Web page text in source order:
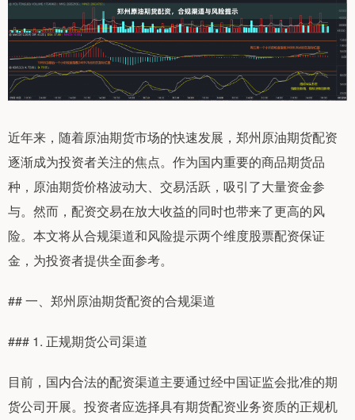
近年来，随着原油期货市场的快速发展，郑州原油期货配资
逐渐成为投资者关注的焦点。作为国内重要的商品期货品
种，原油期货价格波动大、交易活跃，吸引了大量资金参
与。然而，配资交易在放大收益的同时也带来了更高的风
险。本文将从合规渠道和风险提示两个维度股票配资保证
金，为投资者提供全面参考。
## 一、郑州原油期货配资的合规渠道
### 1. 正规期货公司渠道
目前，国内合法的配资渠道主要通过经中国证监会批准的期
货公司开展。投资者应选择具有期货配资业务资质的正规机